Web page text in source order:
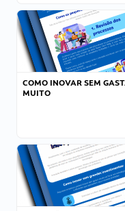
COMO INOVAR SEM
MUITO